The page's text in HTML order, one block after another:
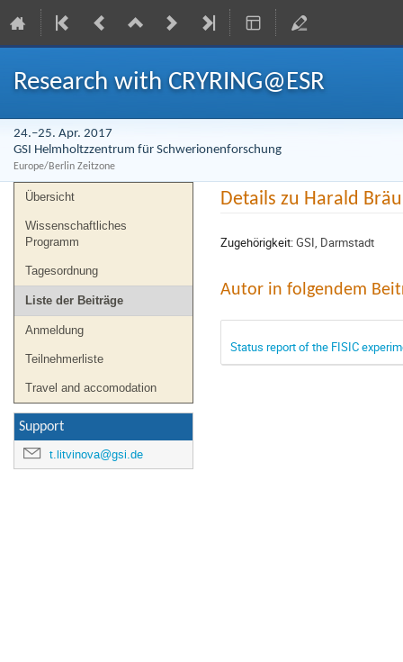
Research with CRYRING@ESR
24.–25. Apr. 2017
GSI Helmholtzzentrum für Schwerionenforschung
Europe/Berlin Zeitzone
Veranstaltungsmenü
Übersicht
Wissenschaftliches
Programm
Tagesordnung
Liste der Beiträge
Anmeldung
Teilnehmerliste
Travel and accomodation
Support
t.litvinova@gsi.de
Details zu Harald
Zugehörigkeit:GSI, Darmstadt
Autor in folgendem
Status report of the FISIC